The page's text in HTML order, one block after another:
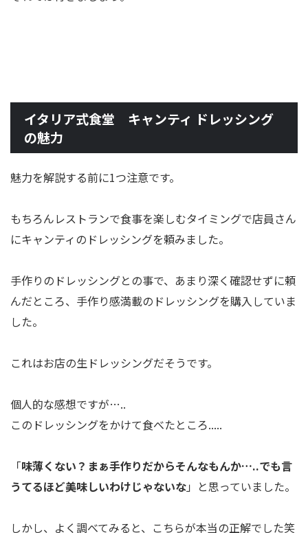
イタリア式食堂 キャンティ ドレッシング
の魅力
魅力を解説する前に1つ注意です。
もちろんレストランで食事を楽しむタイミングで店員さん
にキャンティのドレッシングを頼みました。
手作りのドレッシングとの事で、あまり深く確認せずに頼
んだところ、手作り感満載のドレッシングを購入していま
した。
これはお店の生ドレッシングだそうです。
個人的な感想ですが…..
このドレッシングをかけて食べたところ.....
「味薄くない？まぁ手作りだからそんなもんか…..でも言
うてるほど美味しいわけじゃないな」と思っていました。
しかし、よく調べてみると、こちらが本当の正解でした笑